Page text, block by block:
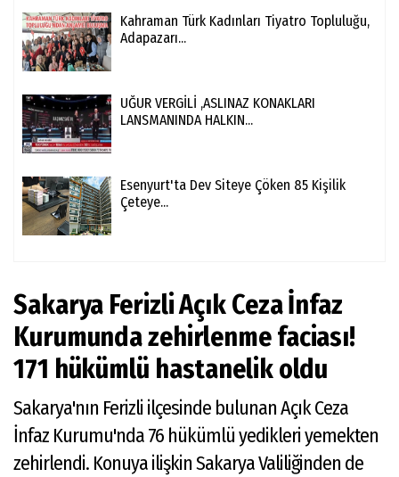
Kahraman Türk Kadınları Tiyatro Topluluğu,
Adapazarı...
UĞUR VERGİLİ ,ASLINAZ KONAKLARI
LANSMANINDA HALKIN...
Esenyurt'ta Dev Siteye Çöken 85 Kişilik
Çeteye...
Sakarya Ferizli Açık Ceza İnfaz
Kurumunda zehirlenme faciası!
171 hükümlü hastanelik oldu
Sakarya'nın Ferizli ilçesinde bulunan Açık Ceza
İnfaz Kurumu'nda 76 hükümlü yedikleri yemekten
zehirlendi. Konuya ilişkin Sakarya Valiliğinden de